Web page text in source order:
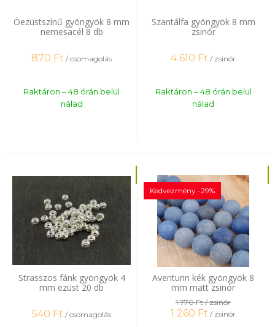
Óezüstszínű gyöngyök 8 mm
nemesacél 8 db
870 Ft / csomagolás
Raktáron – 48 órán belül
nálad
Szantálfa gyöngyök 8 mm
zsinór
4 610 Ft / zsinór
Raktáron – 48 órán belül
nálad
Strasszos fánk gyöngyök 4
mm ezüst 20 db
540 Ft / csomagolás
Aventurin kék gyöngyök 8
mm matt zsinór
Kedvezmény -29%
1 770 Ft/ zsinór
1 260 Ft / zsinór